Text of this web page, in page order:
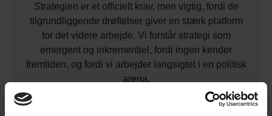
Strategien er et officielt krav, men vigtig, fordi de
tilgrundliggende drøftelser giver en stærk platform
for det videre arbejde. Vi forstår strategi som
emergent og inkrementiel, fordi ingen kender
fremtiden, og fordi vi arbejder langsigtet i en politisk
arena.
Vi praktiserer handlingsorientret lederskab gennem